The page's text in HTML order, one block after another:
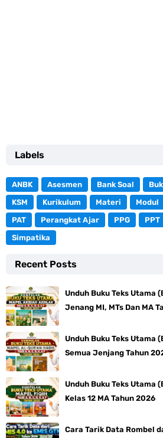
Labels
ANBK Asesmen Bank Soal
KSM
Kurikulum Materi Modul
PAT
Perangkat Ajar PPG PPT
Simpatika
Recent Posts
Unduh Buku Teks Utama
Jenang MI, MTs Dan MA
Unduh Buku Teks Utama
Semua Jenjang Tahun
Unduh Buku Teks Utama
Kelas 12 MA Tahun 2026
Cara Tarik Data Rombel